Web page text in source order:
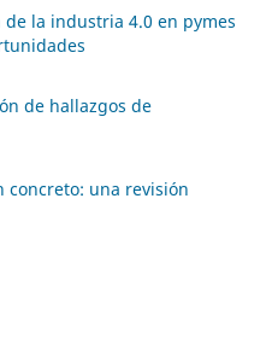
la industria 4.0 en pymes
de hallazgos de
concreto: una revisión